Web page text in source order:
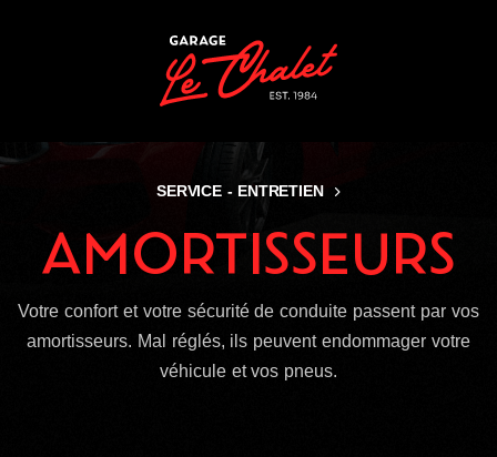
SERVICE - ENTRETIEN
AMORTISSEURS
Votre confort et votre sécurité de conduite passent par vos
amortisseurs. Mal réglés, ils peuvent endommager votre
véhicule et vos pneus.